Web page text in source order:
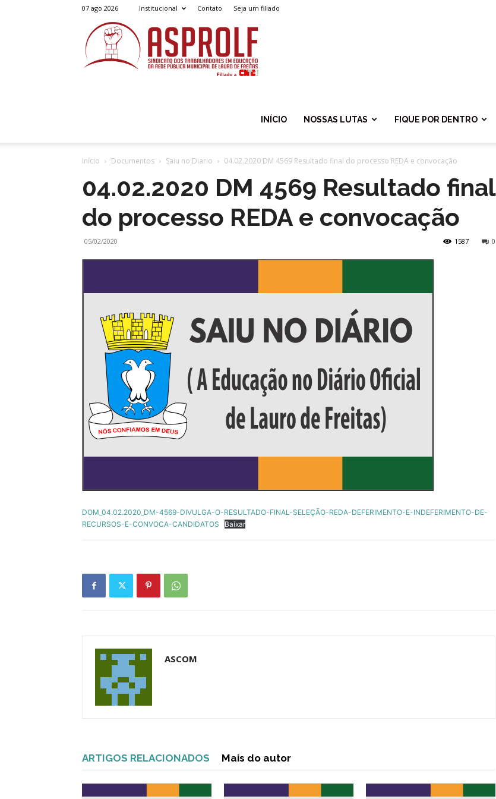
07 ago 2026 Institucional Contato Seja um filiado
INÍCIO NOSSAS LUTAS FIQUE POR DENTRO
Início Documentos Saiu no Diario 04.02.2020 DM 4569 Resultado final do processo REDA e convocação
04.02.2020 DM 4569 Resultado final
do processo REDA e convocação
05/02/2020 0
1587
DOM_04.02.2020_DM-4569-DIVULGA-O-RESULTADO-FINAL-SELEÇÃO-REDA-DEFERIMENTO-E-INDEFERIMENTO-DE-
RECURSOS-E-CONVOCA-CANDIDATOS
Baixar
ASCOM
ARTIGOS RELACIONADOS Mais do autor